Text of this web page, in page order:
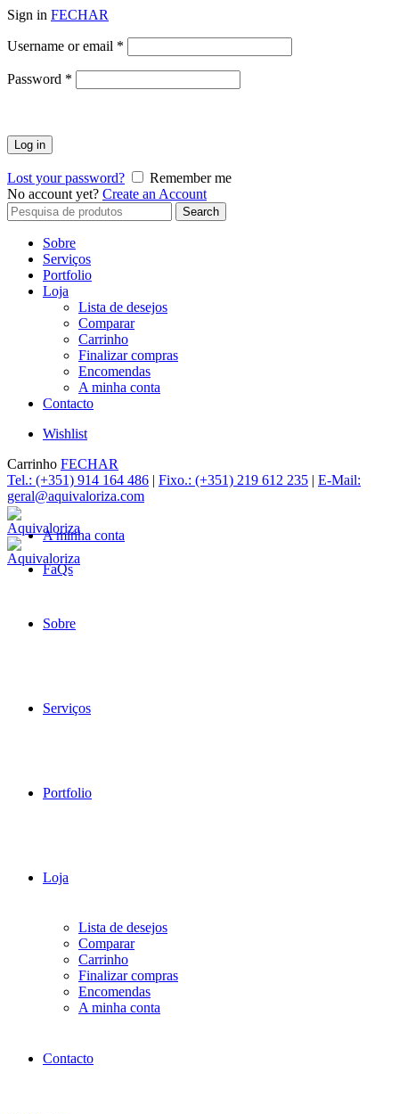
Sign in FECHAR
Username or email *
Password *
Log in
Lost your password?
Remember me
No account yet? Create an Account
Search
for:
Search
Sobre
Serviços
Portfolio
Loja
Lista de desejos
Comparar
Carrinho
Finalizar compras
Encomendas
A minha conta
Contacto
Wishlist
Carrinho FECHAR
Tel.: (+351) 914 164 486 | Fixo.: (+351) 219 612 235 | E-Mail:
geral@aquivaloriza.com
A minha conta
FaQs
Sobre
Serviços
Portfolio
Loja
Lista de desejos
Comparar
Carrinho
Finalizar compras
Encomendas
A minha conta
Contacto